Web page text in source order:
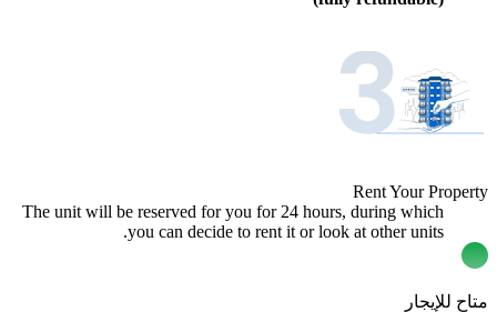
Rent Your Property
The unit will be reserved for you for 24 hours, during which
you can decide to rent it or look at other units.
متاح للإيجار